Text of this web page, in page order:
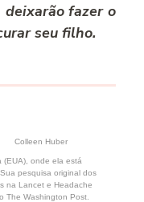
fazer o
seu filho.
(EUA), onde ela está
pesquisa original dos
na Lancet e Headache
The Washington Post.